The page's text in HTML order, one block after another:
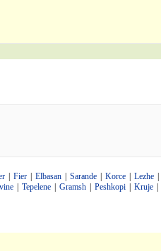
Fier Elbasan Sarande Korce Lezhe
Tepelene Gramsh Peshkopi Kruje